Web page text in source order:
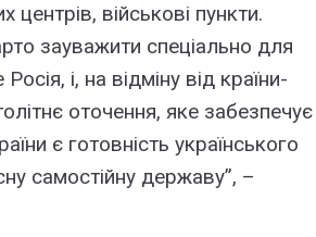
військові пункти.
зауважити спеціально для
і, на відміну від країни-
оточення, яке забезпечує
є готовність українського
самостійну державу”, –